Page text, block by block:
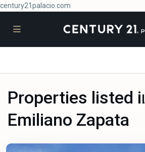
century21palacio.com
Properties listed in
Emiliano Zapata
De
Emiliano